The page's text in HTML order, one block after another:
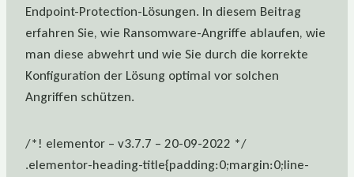
Endpoint-Protection-Lösungen. In diesem Beitrag
erfahren Sie, wie Ransomware-Angriffe ablaufen, wie
man diese abwehrt und wie Sie durch die korrekte
Konfiguration der Lösung optimal vor solchen
Angriffen schützen.
/*! elementor – v3.7.7 – 20-09-2022 */
.elementor-heading-title{padding:0;margin:0;line-